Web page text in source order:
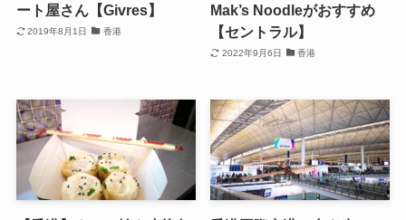
ート屋さん【Givres】
2019年8月1日 香港
Mak’s Noodleがおすすめ
【セントラル】
2022年9月6日 香港